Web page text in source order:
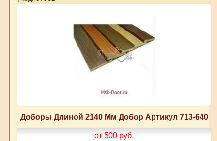
Доборы Длиной 2140 Мм Добор Артикул 713-640
от 500 руб.